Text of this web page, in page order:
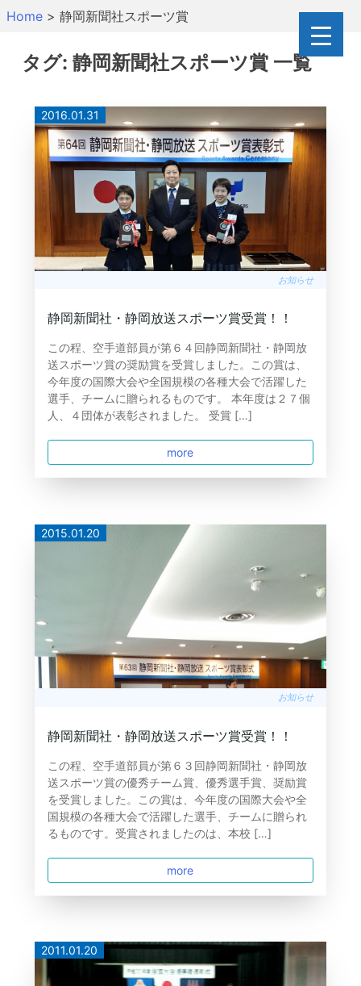
SkipHome > 静岡新聞社スポーツ賞
タグ: 静岡新聞社スポーツ賞一覧
2016.01.31
お知らせ
静岡新聞社・静岡放送スポーツ賞受賞！！
この程、空手道部員が第６４回静岡新聞社・静岡放
送スポーツ賞の奨励賞を受賞しました。この賞は、
今年度の国際大会や全国規模の各種大会で活躍した
選手、チームに贈られるものです。 本年度は２７個
人、４団体が表彰されました。 受賞 […]
more
2015.01.20
お知らせ
静岡新聞社・静岡放送スポーツ賞受賞！！
この程、空手道部員が第６３回静岡新聞社・静岡放
送スポーツ賞の優秀チーム賞、優秀選手賞、奨励賞
を受賞しました。この賞は、今年度の国際大会や全
国規模の各種大会で活躍した選手、チームに贈られ
るものです。受賞されましたのは、本校 […]
more
2011.01.20